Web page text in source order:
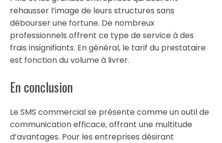
rehausser l’image de leurs structures sans
débourser une fortune. De nombreux
professionnels offrent ce type de service à des
frais insignifiants. En général, le tarif du prestataire
est fonction du volume à livrer.
En conclusion
Le SMS commercial se présente comme un outil de
communication efficace, offrant une multitude
d’avantages. Pour les entreprises désirant